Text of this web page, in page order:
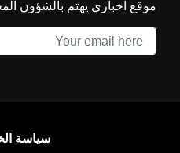
موقع اخباري يهتم بالشؤون
سياسة